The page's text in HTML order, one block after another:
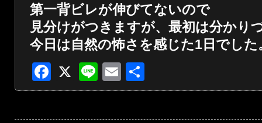
第一背ビレが伸びてないので
見分けがつきますが、最初は分かり
今日は自然の怖さを感じた1日でした
Facebook
X LineEmail
有